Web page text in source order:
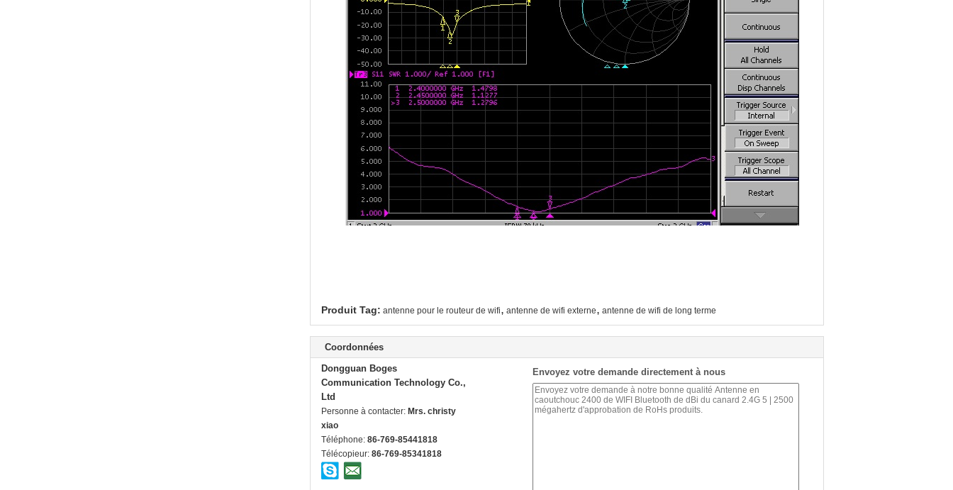
Produit Tag: antenne pour le routeur de wifi, antenne de wifi externe, antenne de wifi de long terme
Coordonnées
Dongguan Boges
Communication Technology Co.,
Ltd
Personne à contacter: Mrs. christy
xiao
Téléphone: 86-769-85441818
Télécopieur: 86-769-85341818
Envoyez votre demande directement à nous